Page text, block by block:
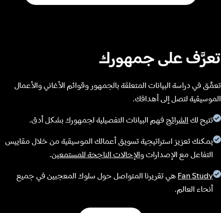
تعرَّف على جمهورك
تعمَّق في دراسة البيانات المتعلقة بالجمهور وقوائم الأغاني والأعمال
الموسيقية لتصل إلى أهدافك.
تتيح لك الشرائح فهم البيانات التفصيلية لجمهورك بشكل أدق.
يمكنك تعزيز استراتيجية تسويق أعمالك الموسيقية من خلال مقاييس
التفاعل مع الإصدارات والإحالات الناجحة للمستمعين.
Fan Study هي تقريرنا المتواصل حول سلوك المعجبين في جميع
أنحاء العالم.